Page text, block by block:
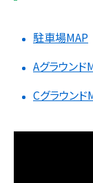
駐車場MAP
Aグラウンド
Cグラウンド